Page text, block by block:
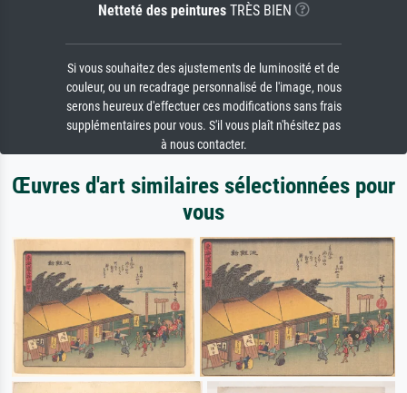
Netteté des peinturesTRÈS BIEN
Si vous souhaitez des ajustements de luminosité et de
couleur, ou un recadrage personnalisé de l'image, nous
serons heureux d'effectuer ces modifications sans frais
supplémentaires pour vous. S'il vous plaît n'hésitez pas
à nous contacter.
Œuvres d'art similaires sélectionnées pour
vous